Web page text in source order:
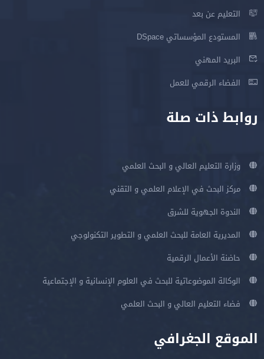
التعليم عن بعد
المستودع المؤسساتي DSpace
البريد المهني
الفضاء الرقمي للعمل
روابط ذات صلة
وزارة التعليم العالي و البحث العلمي
مركز البحث في الإعلام العلمي و التقني
الندوة الجهوية للشرق
المديرية العامة للبحث العلمي و التطوير التكنولوجي
حاضنة الأعمال الرقمية
الوكالة الموضوعاتية للبحث في العلوم الإنسانية و الإجتماعية
فضاء التعليم العالي و البحث العلمي
الموقع الجغرافي